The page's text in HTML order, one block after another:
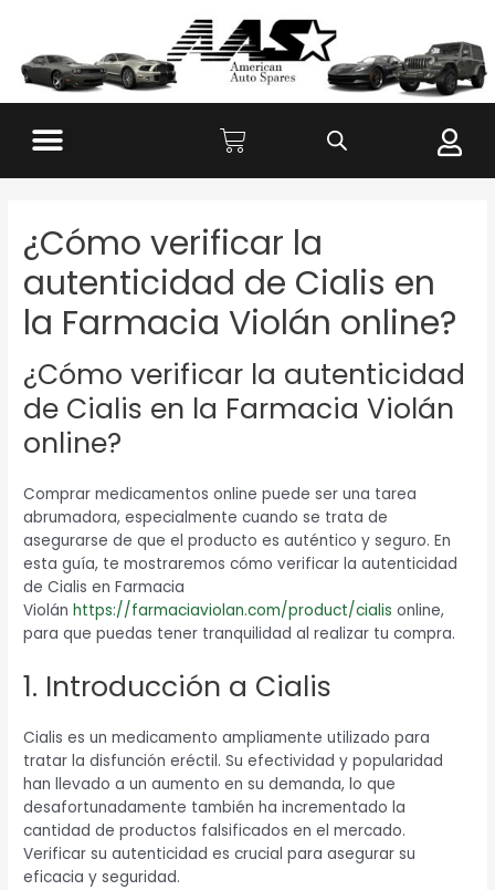
¿Cómo verificar la
autenticidad de Cialis en
la Farmacia Violán online?
¿Cómo verificar la autenticidad
de Cialis en la Farmacia Violán
online?
Comprar medicamentos online puede ser una tarea
abrumadora, especialmente cuando se trata de
asegurarse de que el producto es auténtico y seguro. En
esta guía, te mostraremos cómo verificar la autenticidad
de Cialis en Farmacia
Violánhttps://farmaciaviolan.com/product/cialis online,
para que puedas tener tranquilidad al realizar tu compra.
1. Introducción a Cialis
Cialis es un medicamento ampliamente utilizado para
tratar la disfunción eréctil. Su efectividad y popularidad
han llevado a un aumento en su demanda, lo que
desafortunadamente también ha incrementado la
cantidad de productos falsificados en el mercado.
Verificar su autenticidad es crucial para asegurar su
eficacia y seguridad.